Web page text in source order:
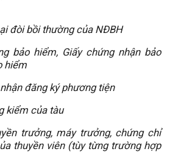
đòi bồi thường của NĐBH
bảo hiểm, Giấy chứng nhận bảo
hiểm
đăng ký phương tiện
kiểm của tàu
trưởng, máy trưởng, chứng chỉ
thuyền viên (tùy từng trường hợp